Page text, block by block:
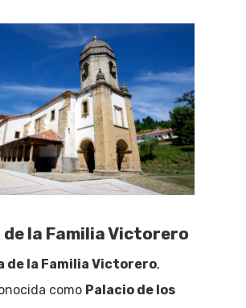
de la Familia Victorero
de la Familia Victorero,
como Palacio de los